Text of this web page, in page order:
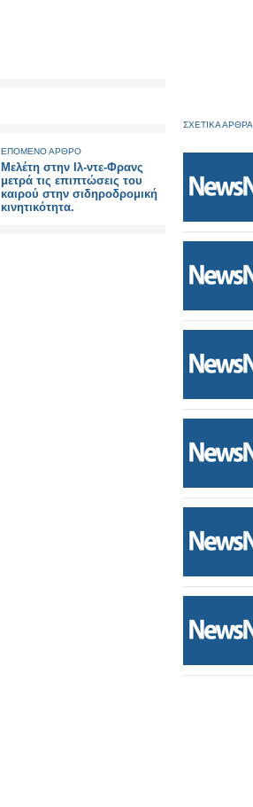
ΕΠΟΜΕΝΟ ΑΡΘΡΟ
Μελέτη στην Ιλ-ντε-Φρανς
μετρά τις επιπτώσεις του
καιρού στην σιδηροδρομική
κινητικότητα.
ΣΧΕΤΙΚΑ ΑΡΘΡΑ